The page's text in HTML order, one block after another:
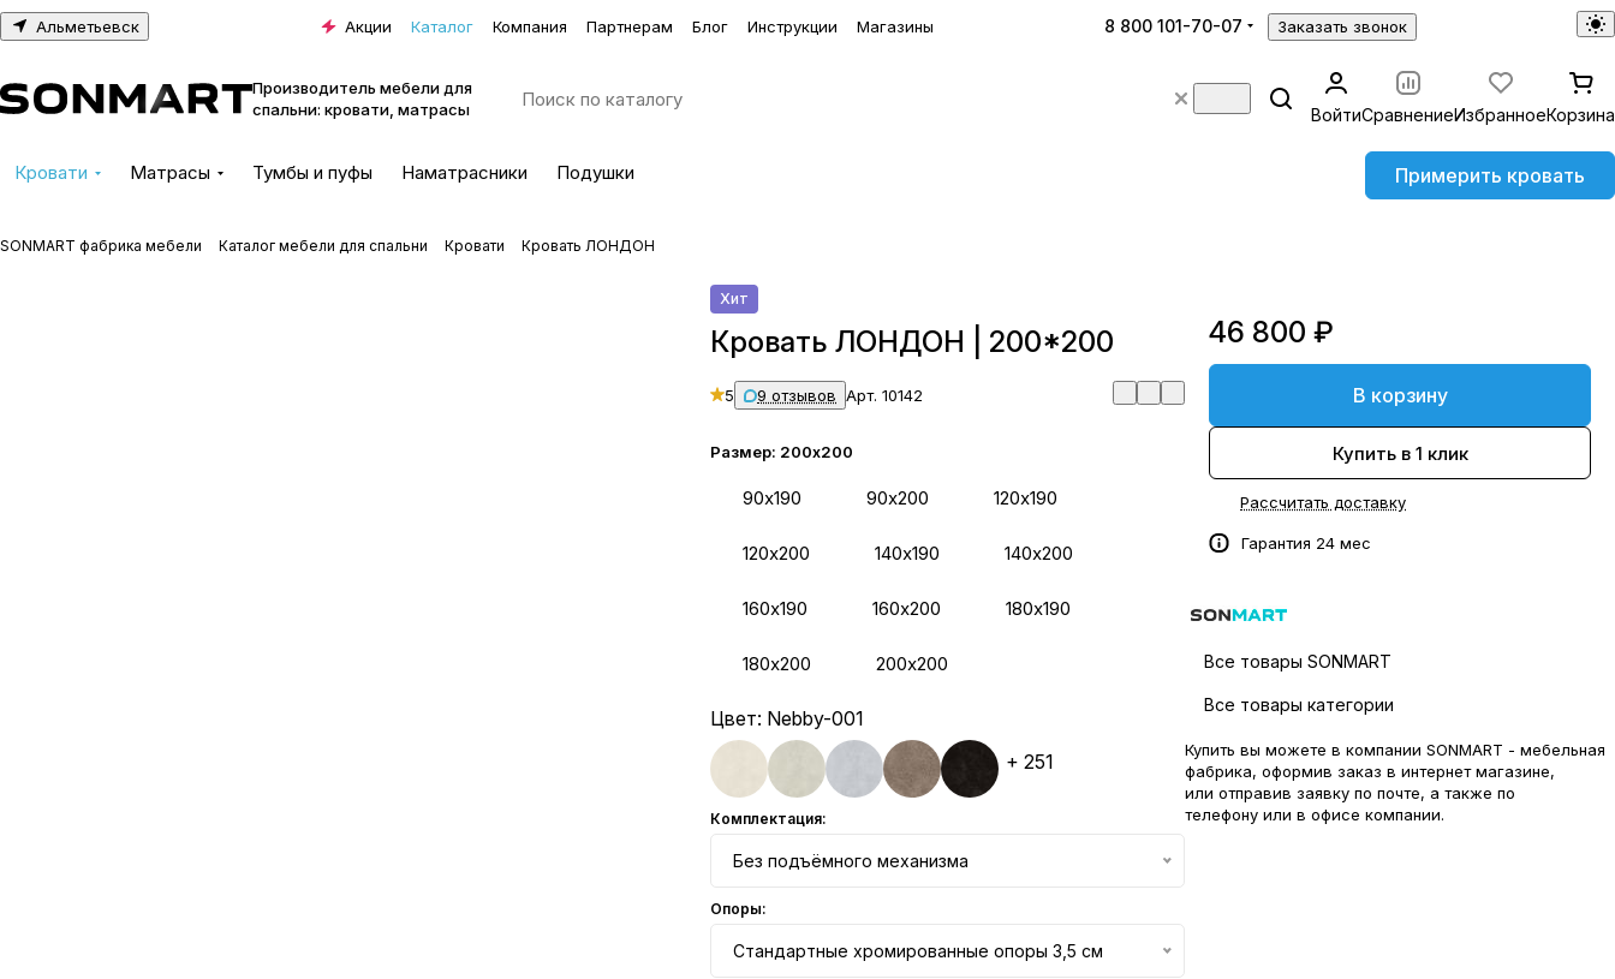
Альметьевск Акции Каталог Компания Партнерам Блог Инструкции Магазины 8 800 101-70-07 Заказать звонок
Производитель мебели для
спальни: кровати, матрасы
ВойтиСравнениеИзбранноеКорзина
Кровати Матрасы Тумбы и пуфы Наматрасники Подушки Примерить кровать
SONMART фабрика мебели Каталог мебели для спальни Кровати Кровать ЛОНДОН
Хит
Кровать ЛОНДОН | 200*200
5 9 отзывов Арт.10142
Размер: 200х200
90х190 90х200 120х190
120х200 140х190 140х200
160х190 160х200 180х190
180х200 200х200
Цвет: Nebby-001
+ 251
Комплектация:
Без подъёмного механизма
Опоры:
Стандартные хромированные опоры 3,5 см
46 800 ₽
В корзину
Купить в 1 клик
Рассчитать доставку
Гарантия 24 мес
Все товары SONMART
Все товары категории
Купить вы можете в компании SONMART - мебельная
фабрика, оформив заказ в интернет магазине,
или отправив заявку по почте, а также по
телефону или в офисе компании.